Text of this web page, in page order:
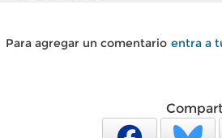
Para agregar un comentario entra a